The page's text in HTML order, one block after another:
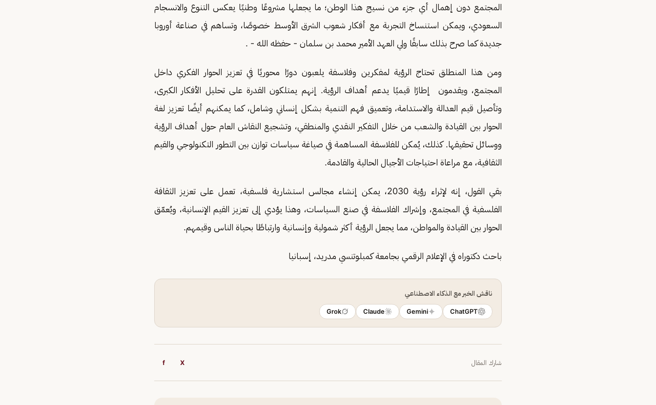
المجتمع دون إهمال أي جزء من نسيج هذا الوطن؛ ما يجعلها مشروعًا وطنيًا يعكس التنوع والانسجام
السعودي، ويمكن استنساخ التجربة مع أفكار شعوب الشرق الأوسط خصوصًا، وتساهم في صناعة أوروبا
جديدة كما صرح بذلك سابقًا ولي العهد الأمير محمد بن سلمان - حفظه الله - .
ومن هذا المنطلق تحتاج الرؤية لمفكرين وفلاسفة يلعبون دورًا محوريًا في تعزيز الحوار الفكري داخل
المجتمع، ويقدمون إطارًا قيميًا يدعم أهداف الرؤية. إنهم يمتلكون القدرة على تحليل الأفكار الكبرى،
وتأصيل قيم العدالة والاستدامة، وتعميق فهم التنمية بشكل إنساني وشامل، كما يمكنهم أيضًا تعزيز لغة
الحوار بين القيادة والشعب من خلال التفكير النقدي والمنطقي، وتشجيع النقاش العام حول أهداف الرؤية
ووسائل تحقيقها. كذلك، يُمكن للفلاسفة المساهمة في صياغة سياسات توازن بين التطور التكنولوجي والقيم
الثقافية، مع مراعاة احتياجات الأجيال الحالية والقادمة.
بقي القول، إنه لإثراء رؤية 2030، يمكن إنشاء مجالس استشارية فلسفية، تعمل على تعزيز الثقافة
الفلسفية في المجتمع، وإشراك الفلاسفة في صنع السياسات، وهذا يؤدي إلى تعزيز القيم الإنسانية، ويُعمّق
الحوار بين القيادة والمواطن، مما يجعل الرؤية أكثر شمولية وإنسانية وارتباطًا بحياة الناس وقيمهم.
باحث دكتوراه في الإعلام الرقمي بجامعة كمبلوتنسي مدريد، إسبانيا
ناقش الخبر مع الذكاء الاصطناعي
ChatGPT
Gemini
Claude
Grok
شارك المقال X
f